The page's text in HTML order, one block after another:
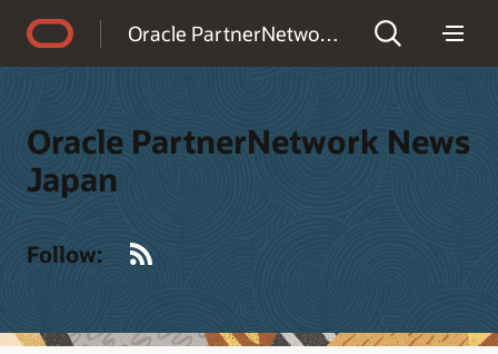
Oracle PartnerNetwork News Japan
Oracle PartnerNetwork News
Japan
Follow: